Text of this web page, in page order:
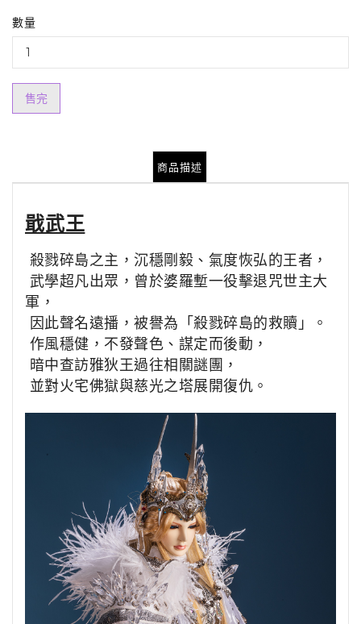
數量
售完
商品描述
戢武王
殺戮碎島之主，沉穩剛毅、氣度恢弘的王者，
武學超凡出眾，曾於婆羅塹一役擊退咒世主大
軍，
因此聲名遠播，被譽為「殺戮碎島的救贖」。
作風穩健，不發聲色、謀定而後動，
暗中查訪雅狄王過往相關謎團，
並對火宅佛獄與慈光之塔展開復仇。